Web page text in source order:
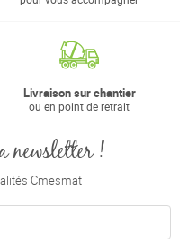
Livraison sur chantier
ou en point de retrait
newsletter !
Cmesmat